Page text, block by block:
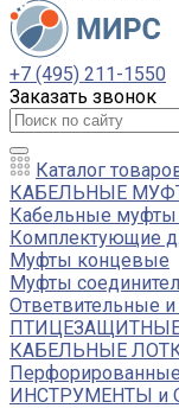
+7 (495) 211-1550
Заказать звонок
Каталог
КАБЕЛЬНЫЕ
Кабельные муфты
Комплектующие
Муфты концевые
Муфты
Ответвительные
КАБЕЛЬНЫЕ
ИНСТРУМЕНТЫ и